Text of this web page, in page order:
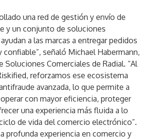
una red de gestión y envío de
y un conjunto de soluciones
a las marcas a entregar pedidos
confiable”, señaló Michael Habermann,
Soluciones Comerciales de Radial. “Al
reforzamos ese ecosistema
avanzada, lo que permite a
con mayor eficiencia, proteger
una experiencia más fluida a lo
de vida del comercio electrónico”.
profunda experiencia en comercio y